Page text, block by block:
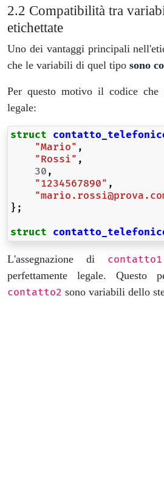
Compatibilità tra
etichettate
Uno dei vantaggi principali
che le variabili di quel tipo sono
Per questo motivo il codice che
legale:
struct
"Mario" ,
"Rossi" ,
30 ,
"1234567890" ,
};
struct
L'assegnazione di contatto1
perfettamente legale. Questo
contatto2 sono variabili dello